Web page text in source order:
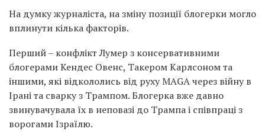
На думку журналіста, на зміну позиції блогерки могло
вплинути кілька факторів.
Перший – конфлікт Лумер з консервативними
блогерами Кендес Овенс, Такером Карлсоном та
іншими, які відкололись від руху МАGА через війну в
Ірані та сварку з Трампом. Блогерка вже давно
звинувачувала їх в неповазі до Трампа і співпраці з
ворогами Ізраїлю.